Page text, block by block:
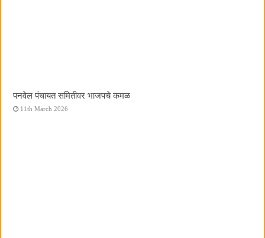
पनवेल पंचायत समितीवर भाजपचे कमळ
11th March 2026